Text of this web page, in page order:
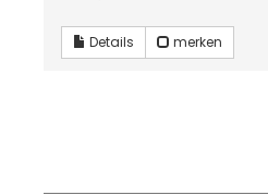
Details merken